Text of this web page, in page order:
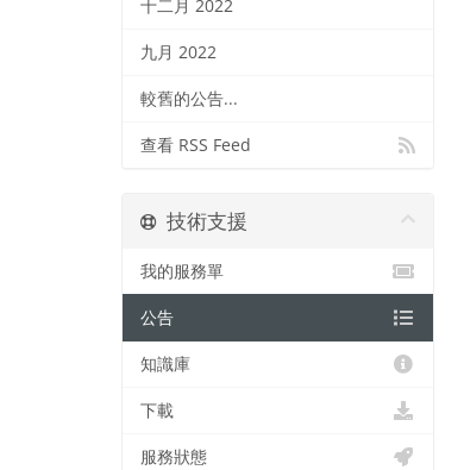
十二月 2022
九月 2022
較舊的公告...
查看 RSS Feed
技術支援
我的服務單
公告
知識庫
下載
服務狀態